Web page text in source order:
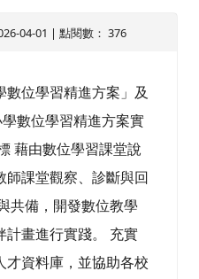
04-01 | 點閱數： 376
位學習精進方案」及
數位學習精進方案實
藉由數位學習課堂說
師課堂觀察、診斷與回
共備，開發數位教學
計畫進行實踐。 充實
才資料庫，並協助各校